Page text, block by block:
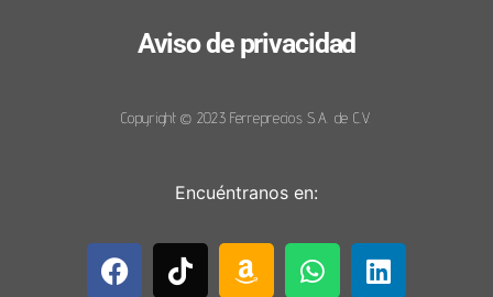
Aviso de privacidad
Copyright © 2023 Ferreprecios S.A. de C.V.
Encuéntranos en: